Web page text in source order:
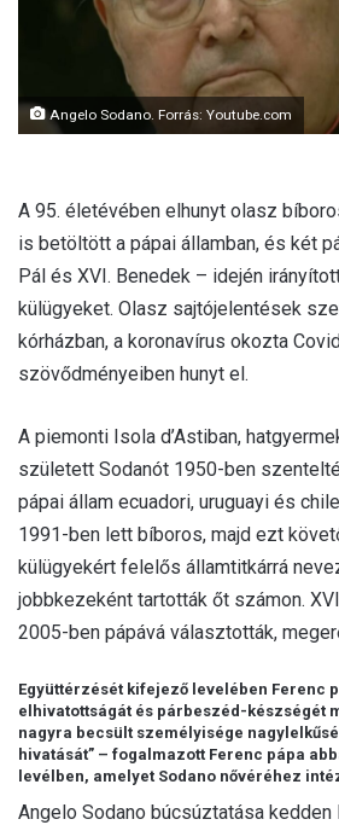
Angelo Sodano. Forrás: Youtube.com
A 95. életévében elhunyt olasz
is betöltött a pápai államban, és két
Pál és XVI. Benedek – idején
külügyeket. Olasz sajtójelentések
kórházban, a koronavírus okozta
szövődményeiben hunyt el.
A piemonti Isola d’Astiban,
született Sodanót 1950-ben
pápai állam ecuadori, uruguayi és
1991-ben lett bíboros, majd ezt
külügyekért felelős államtitkárrá
jobbkezeként tartották őt számon.
2005-ben pápává választották,
Együttérzését kifejező levelében Ferenc
elhivatottságát és párbeszéd-készségét
nagyra becsült személyisége
hivatását” – fogalmazott Ferenc pápa
levélben, amelyet Sodano nővéréhez
Angelo Sodano búcsúztatása